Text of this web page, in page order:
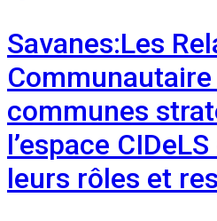
Savanes:Les
communes
l’espace
leurs rôles et